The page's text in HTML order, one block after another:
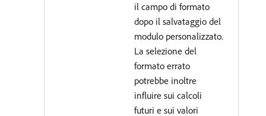
il campo di formato
dopo il salvataggio del
modulo personalizzato.
La selezione del
formato errato
potrebbe inoltre
influire sui calcoli
futuri e sui valori